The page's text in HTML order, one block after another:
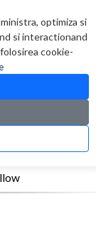
optimiza si
si interactionand
cookie-
0 produs(e)
cat.5e, UTP, 5m,